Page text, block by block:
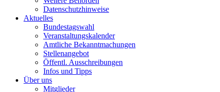
Datenschutzhinweise
Aktuelles
Bundestagswahl
Veranstaltungskalender
Amtliche Bekanntmachungen
Stellenangebot
Öffentl. Ausschreibungen
Infos und Tipps
Über uns
Mitglieder